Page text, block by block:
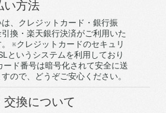
い方法
、クレジットカード・銀行振
換・楽天銀行決済がご利用いた
※クレジットカードのセキュリ
というシステムを利用しており
ード番号は暗号化されて安全に送
ので、どうぞご安心ください。
交換について